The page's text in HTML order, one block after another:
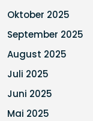
Oktober 2025
September 2025
August 2025
Juli 2025
Juni 2025
Mai 2025